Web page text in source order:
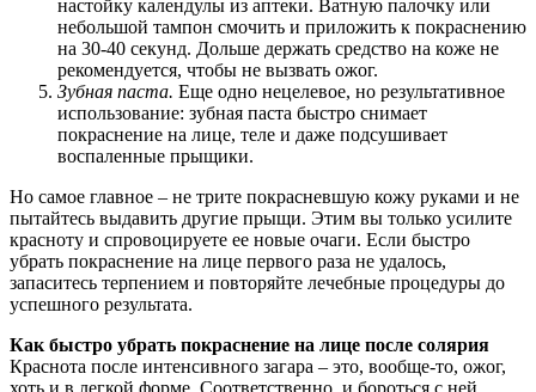
настойку календулы из аптеки. Ватную палочку или
небольшой тампон смочить и приложить к покраснению
на 30-40 секунд. Дольше держать средство на коже не
рекомендуется, чтобы не вызвать ожог.
Зубная паста. Еще одно нецелевое, но результативное
использование: зубная паста быстро снимает
покраснение на лице, теле и даже подсушивает
воспаленные прыщики.
Но самое главное – не трите покрасневшую кожу руками и не
пытайтесь выдавить другие прыщи. Этим вы только усилите
красноту и спровоцируете ее новые очаги. Если быстро
убрать покраснение на лице первого раза не удалось,
запаситесь терпением и повторяйте лечебные процедуры до
успешного результата.
Как быстро убрать покраснение на лице после солярия
Краснота после интенсивного загара – это, вообще-то, ожог,